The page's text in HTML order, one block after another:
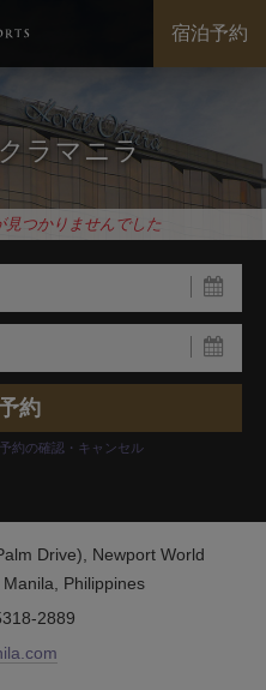
宿泊予約
ラマニラ
つかりませんでした
約の確認・キャンセル
Drive), Newport World
Philippines
2889